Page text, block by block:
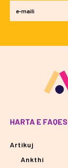
HARTA E FAQES
Artikuj
Ankthi